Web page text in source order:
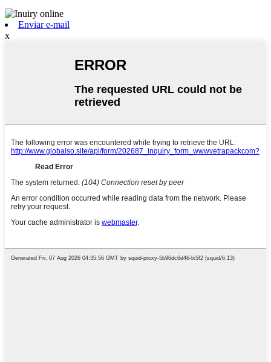
Enviar e-mail
x